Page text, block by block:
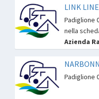
LINK LINE
Padiglione
nella
Azienda
Padiglione